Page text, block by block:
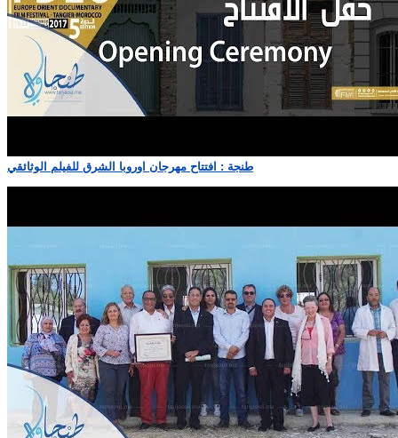
طنجة : افتتاح مهرجان اوروبا الشرق للفيلم الوثائقي